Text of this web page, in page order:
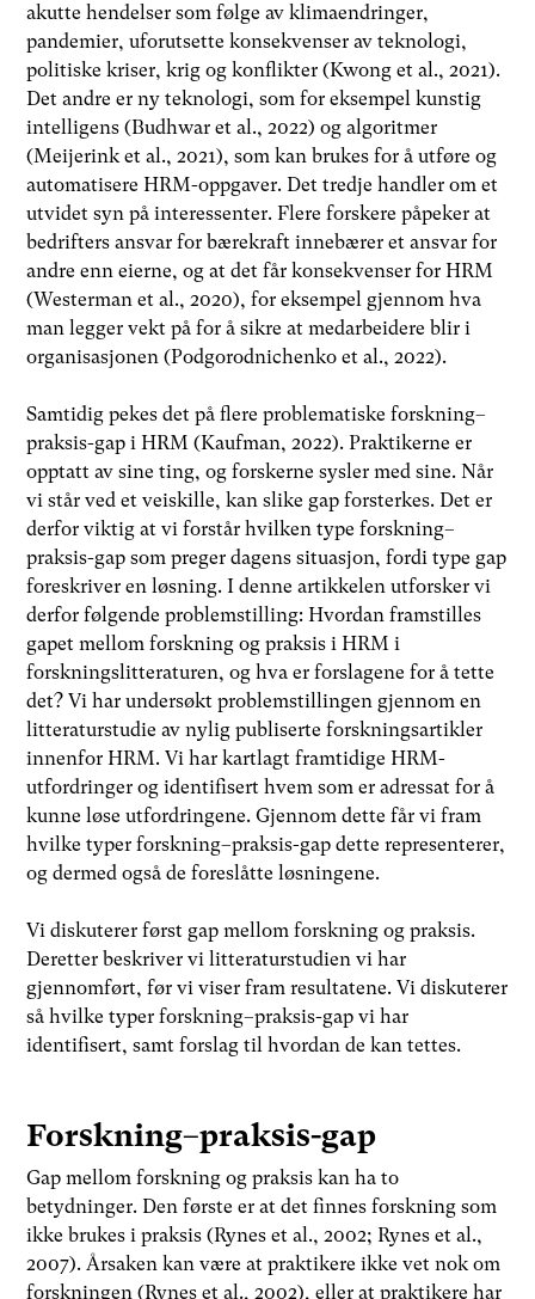
akutte hendelser som følge av klimaendringer,
pandemier, uforutsette konsekvenser av teknologi,
politiske kriser, krig og konflikter (Kwong et al., 2021).
Det andre er ny teknologi, som for eksempel kunstig
intelligens (Budhwar et al., 2022) og algoritmer
(Meijerink et al., 2021), som kan brukes for å utføre og
automatisere HRM-oppgaver. Det tredje handler om et
utvidet syn på interessenter. Flere forskere påpeker at
bedrifters ansvar for bærekraft innebærer et ansvar for
andre enn eierne, og at det får konsekvenser for HRM
(Westerman et al., 2020), for eksempel gjennom hva
man legger vekt på for å sikre at medarbeidere blir i
organisasjonen (Podgorodnichenko et al., 2022).
Samtidig pekes det på flere problematiske forskning–
praksis-gap i HRM (Kaufman, 2022). Praktikerne er
opptatt av sine ting, og forskerne sysler med sine. Når
vi står ved et veiskille, kan slike gap forsterkes. Det er
derfor viktig at vi forstår hvilken type forskning–
praksis-gap som preger dagens situasjon, fordi type gap
foreskriver en løsning. I denne artikkelen utforsker vi
derfor følgende problemstilling: Hvordan framstilles
gapet mellom forskning og praksis i HRM i
forskningslitteraturen, og hva er forslagene for å tette
det? Vi har undersøkt problemstillingen gjennom en
litteraturstudie av nylig publiserte forskningsartikler
innenfor HRM. Vi har kartlagt framtidige HRM-
utfordringer og identifisert hvem som er adressat for å
kunne løse utfordringene. Gjennom dette får vi fram
hvilke typer forskning–praksis-gap dette representerer,
og dermed også de foreslåtte løsningene.
Vi diskuterer først gap mellom forskning og praksis.
Deretter beskriver vi litteraturstudien vi har
gjennomført, før vi viser fram resultatene. Vi diskuterer
så hvilke typer forskning–praksis-gap vi har
identifisert, samt forslag til hvordan de kan tettes.
Forskning–praksis-gap
Gap mellom forskning og praksis kan ha to
betydninger. Den første er at det finnes forskning som
ikke brukes i praksis (Rynes et al., 2002; Rynes et al.,
2007). Årsaken kan være at praktikere ikke vet nok om
forskningen (Rynes et al., 2002), eller at praktikere har